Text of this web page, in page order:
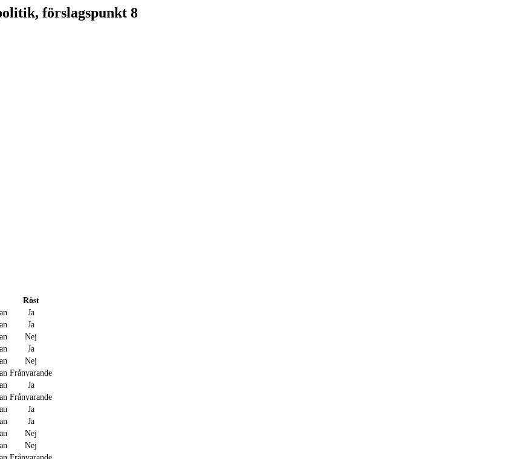
förslagspunkt 8
Röst
Ja
Ja
Nej
Ja
Nej
Frånvarande
Ja
Frånvarande
Ja
Ja
Nej
Nej